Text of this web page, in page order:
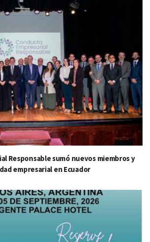
Responsable sumó nuevos miembros y
empresarial en Ecuador